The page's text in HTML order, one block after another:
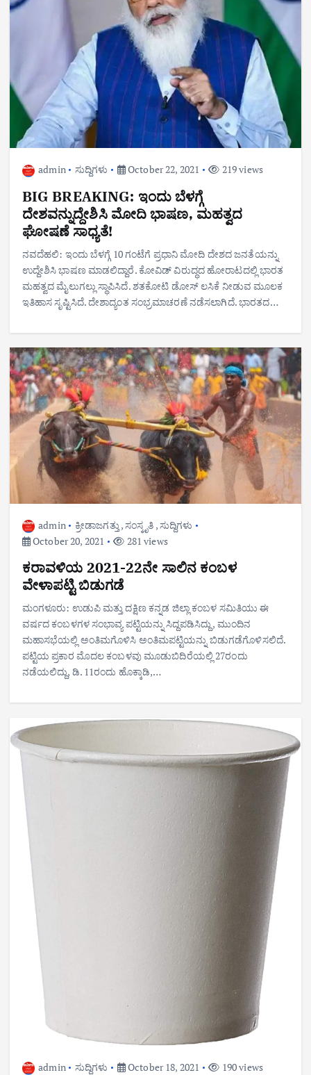
admin ಸುದ್ದಿಗಳು October 22, 2021 219 views
BIG BREAKING: ಇಂದು ಬೆಳಗ್ಗೆ
ದೇಶವನ್ನುದ್ದೇಶಿಸಿ ಮೋದಿ ಭಾಷಣ, ಮಹತ್ವದ
ಘೋಷಣೆ ಸಾಧ್ಯತೆ!
ನವದೆಹಲಿ: ಇಂದು ಬೆಳಗ್ಗೆ 10 ಗಂಟೆಗೆ ಪ್ರಧಾನಿ ಮೋದಿ ದೇಶದ ಜನತೆಯನ್ನು
ಉದ್ದೇಶಿಸಿ ಭಾಷಣ ಮಾಡಲಿದ್ದಾರೆ. ಕೋವಿಡ್ ವಿರುದ್ಧದ ಹೋರಾಟದಲ್ಲಿ ಭಾರತ
ಮಹತ್ವದ ಮೈಲುಗಲ್ಲು ಸ್ಥಾಪಿಸಿದೆ. ಶತಕೋಟಿ ಡೋಸ್ ಲಸಿಕೆ ನೀಡುವ ಮೂಲಕ
ಇತಿಹಾಸ ಸೃಷ್ಟಿಸಿದೆ. ದೇಶಾದ್ಯಂತ ಸಂಭ್ರಮಾಚರಣೆ ನಡೆಸಲಾಗಿದೆ. ಭಾರತದ…
admin ಕ್ರೀಡಾಜಗತ್ತು ,ಸಂಸ್ಕೃತಿ ,ಸುದ್ದಿಗಳು
October 20, 2021
281 views
ಕರಾವಳಿಯ 2021-22ನೇ ಸಾಲಿನ ಕಂಬಳ
ವೇಳಾಪಟ್ಟಿ ಬಿಡುಗಡೆ
ಮಂಗಳೂರು: ಉಡುಪಿ ಮತ್ತು ದಕ್ಷಿಣ ಕನ್ನಡ ಜಿಲ್ಲಾ ಕಂಬಳ ಸಮಿತಿಯು ಈ
ವರ್ಷದ ಕಂಬಳಗಳ ಸಂಭಾವ್ಯ ಪಟ್ಟಿಯನ್ನು ಸಿದ್ದಪಡಿಸಿದ್ದು , ಮುಂದಿನ
ಮಹಾಸಭೆಯಲ್ಲಿ ಅಂತಿಮಗೊಳಿಸಿ ಅಂತಿಮಪಟ್ಟಿಯನ್ನು ಬಿಡುಗಡೆಗೊಳಿಸಲಿದೆ.
ಪಟ್ಟಿಯ ಪ್ರಕಾರ ಮೊದಲ ಕಂಬಳವು ಮೂಡುಬಿದಿರೆಯಲ್ಲಿ 27ರಂದು
ನಡೆಯಲಿದ್ದು, ಡಿ. 11ರಂದು ಹೊಕ್ಕಾಡಿ,…
admin ಸುದ್ದಿಗಳು October 18, 2021 190 views